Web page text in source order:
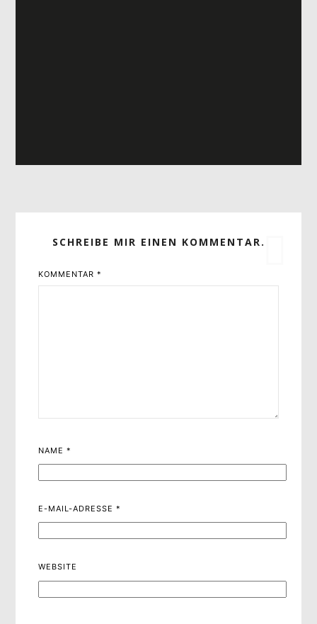
SCHREIBE MIR EINEN KOMMENTAR.
KOMMENTAR*
NAME*
E-MAIL-ADRESSE*
WEBSITE